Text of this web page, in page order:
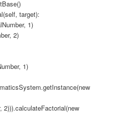
target):
1)
2)
1)
2))).calculateFactorial(new